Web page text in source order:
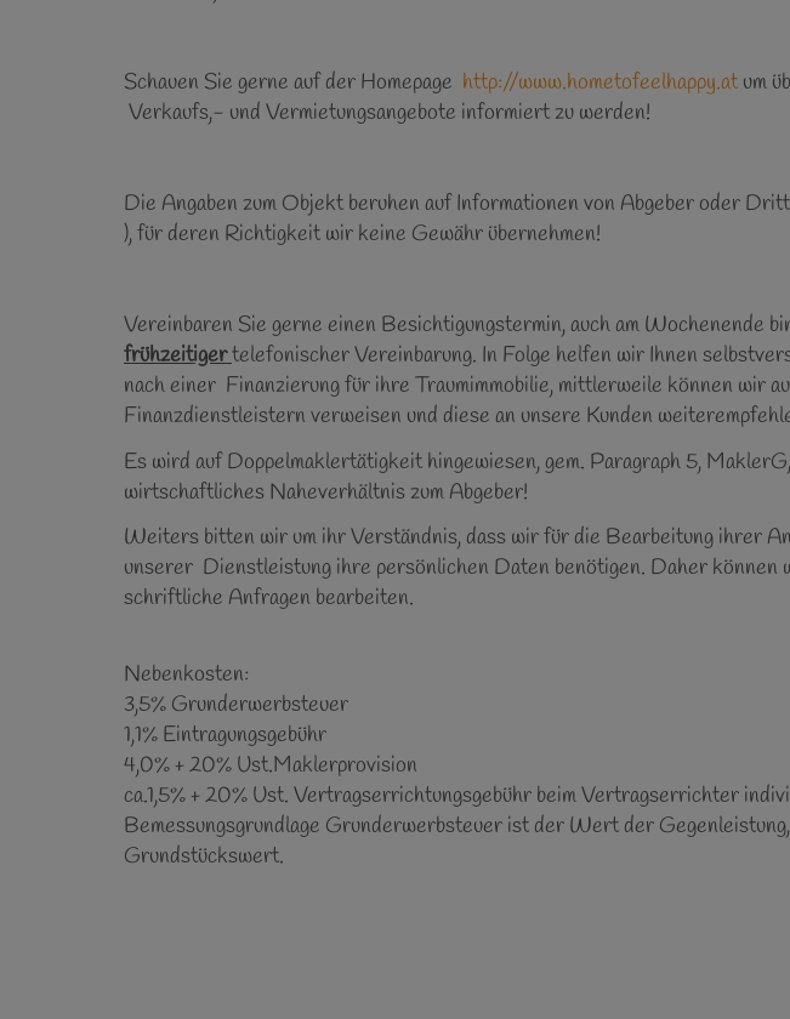
Schauen Sie gerne auf der Homepage http://www.hometofeelhappy.at um
Verkaufs,- und Vermietungsangebote informiert zu werden!
Die Angaben zum Objekt beruhen auf Informationen von Abgeber oder
), für deren Richtigkeit wir keine Gewähr übernehmen!
Vereinbaren Sie gerne einen Besichtigungstermin, auch am Wochenende
frühzeitigertelefonischer Vereinbarung. In Folge helfen wir Ihnen
nach einer Finanzierung für ihre Traumimmobilie, mittlerweile können wir
Finanzdienstleistern verweisen und diese an unsere Kunden
Es wird auf Doppelmaklertätigkeit hingewiesen, gem. Paragraph 5,
wirtschaftliches Naheverhältnis zum Abgeber!
Weiters bitten wir um ihr Verständnis, dass wir für die Bearbeitung ihrer
unserer Dienstleistung ihre persönlichen Daten benötigen. Daher können
schriftliche Anfragen bearbeiten.
Nebenkosten:
3,5% Grunderwerbsteuer
1,1% Eintragungsgebühr
4,0% + 20% Ust.Maklerprovision
ca.1,5% + 20% Ust. Vertragserrichtungsgebühr beim Vertragserrichter
Bemessungsgrundlage Grunderwerbsteuer ist der Wert der
Grundstückswert.